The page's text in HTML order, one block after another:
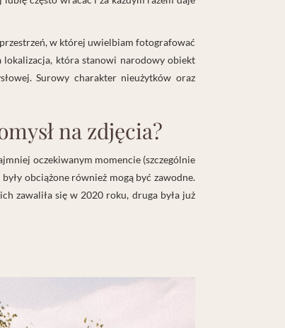
w której uwielbiam fotografować
lokalizacja, która stanowi narodowy obiekt
Surowy charakter nieużytków oraz
na zdjęcia?
oczekiwanym momencie (szczególnie
obciążone również mogą być zawodne.
zawaliła się w 2020 roku, druga była już